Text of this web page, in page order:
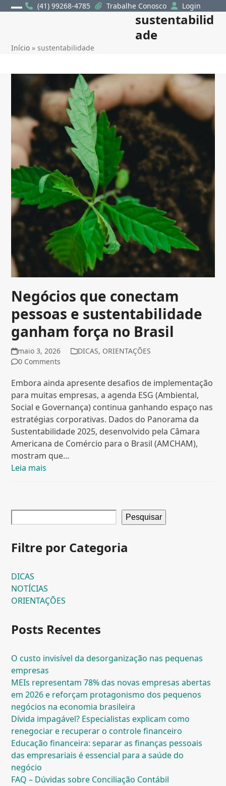
Skip
(41) 99268-4785 Trabalhe Conosco Login
menu
menu
sustentabilid
ade
Início »sustentabilidade
Negócios que conectam
pessoas e sustentabilidade
ganham força no Brasil
maio 3, 2026 DICAS, ORIENTAÇÕES
0 Comments
Embora ainda apresente desafios de implementação
para muitas empresas, a agenda ESG (Ambiental,
Social e Governança) continua ganhando espaço nas
estratégias corporativas. Dados do Panorama da
Sustentabilidade 2025, desenvolvido pela Câmara
Americana de Comércio para o Brasil (AMCHAM),
mostram que…
Leia mais
Pesquisar
Filtre por Categoria
DICAS
NOTÍCIAS
ORIENTAÇÕES
Posts Recentes
O custo invisível da desorganização nas pequenas
empresas
MEIs representam 78% das novas empresas abertas
em 2026 e reforçam protagonismo dos pequenos
negócios na economia brasileira
Dívida impagável? Especialistas explicam como
renegociar e recuperar o controle financeiro
Educação financeira: separar as finanças pessoais
das empresariais é essencial para a saúde do
negócio
FAQ – Dúvidas sobre Conciliação Contábil